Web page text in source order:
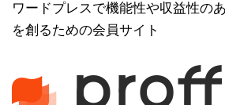
ワードプレスで機能性や収益性の
を創るための会員サイト